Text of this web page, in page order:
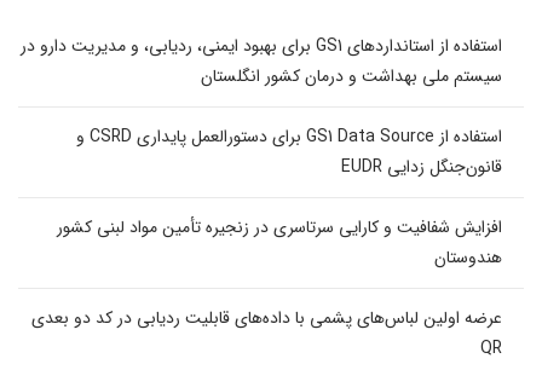
استفاده از استانداردهای GS1 برای بهبود ایمنی، ردیابی، و مدیریت دارو در
سیستم ملی بهداشت و درمان کشور انگلستان
استفاده از GS1 Data Source برای دستورالعمل پایداری CSRD و
قانون‌جنگل زدایی EUDR
افزایش شفافیت و کارایی سرتاسری در زنجیره تأمین مواد لبنی کشور
هندوستان
عرضه اولین لباس‌های پشمی با داده‌های قابلیت ردیابی در کد دو بعدی
QR